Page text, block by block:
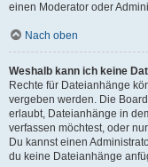
einen Moderator oder
Nach oben
Weshalb kann ich keine
Rechte für Dateianhänge
vergeben werden. Die
erlaubt, Dateianhänge in
verfassen möchtest, oder
Du kannst einen
du keine Dateianhänge